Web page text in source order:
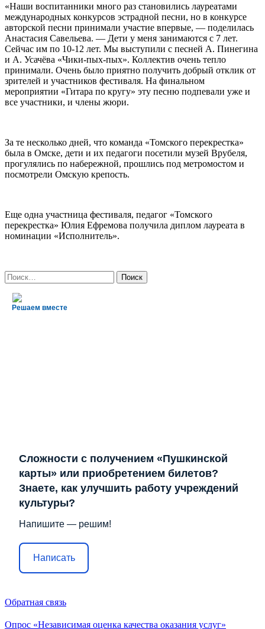
«Наши воспитанники много раз становились лауреатами
международных конкурсов эстрадной песни, но в конкурсе
авторской песни принимали участие впервые, — поделилась
Анастасия Савельева. — Дети у меня занимаются с 7 лет.
Сейчас им по 10-12 лет. Мы выступили с песней А. Пинегина
и А. Усачёва «Чики-пых-пых». Коллектив очень тепло
принимали. Очень было приятно получить добрый отклик от
зрителей и участников фестиваля. На финальном
мероприятии «Гитара по кругу» эту песню подпевали уже и
все участники, и члены жюри.
За те несколько дней, что команда «Томского перекрестка»
была в Омске, дети и их педагоги посетили музей Врубеля,
прогулялись по набережной, прошлись под метромостом и
посмотрели Омскую крепость.
Еще одна участница фестиваля, педагог «Томского
перекрестка» Юлия Ефремова получила диплом лауреата в
номинации «Исполнитель».
Найти:
Решаем вместе
Сложности с получением «Пушкинской
карты» или приобретением билетов?
Знаете, как улучшить работу учреждений
культуры?
Напишите — решим!
Написать
Обратная связь
Опрос «Независимая оценка качества оказания услуг»